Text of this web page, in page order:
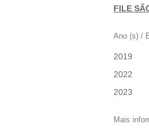
|FILE
Ano (s) /
2019
|2022
|2023
Mais